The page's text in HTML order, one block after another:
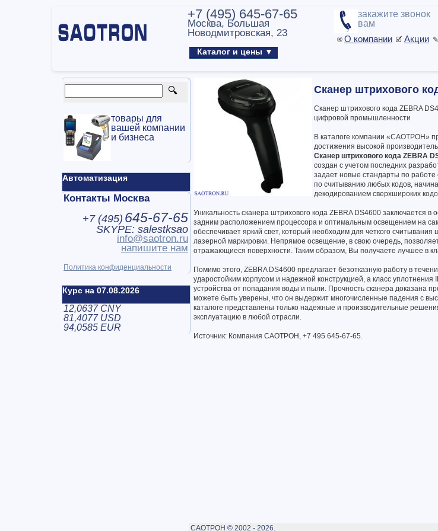
+7 (495) 645-67-65
Москва, Большая
Новодмитровская, 23
Каталог и цены ▼
закажите звонок
вам
® О компании 🗹 Акции ✎
товары для
вашей компании
и бизнеса
Автоматизация
Контакты Москва
+7 (495) 645-67-65
SKYPE: salestksao
info@saotron.ru
напишите нам
Политика конфиденциальности
Курс на 07.08.2026
12,0637 CNY
81,4077 USD
94,0585 EUR
Сканер штрихового
Сканер штрихового кода ZEBRA
цифровой промышленности
В каталоге компании «САОТРОН»
достижения высокой
Сканер штрихового кода ZEBRA
создан с учетом последних
задает новые стандарты по
по считыванию любых кодов,
декодированием сверхшироких
Уникальность сканера штрихового кода ZEBRA DS4600 заключается в
задним расположением процессора и оптимальным освещением на
обеспечивает яркий свет, который необходим для четкого считывания
лазерной маркировки. Непрямое освещение, в свою очередь,
отражающиеся поверхности. Таким образом, Вы получаете лучшее в
Помимо этого, ZEBRA DS4600 предлагает безотказную работу в
ударостойким корпусом и надежной конструкцией, а класс
устройства от попадания воды и пыли. Прочность сканера доказана
можете быть уверены, что он выдержит многочисленные падения с
каталоге представлены только надежные и производительные
эксплуатацию в любой отрасли.
Источник: Компания САОТРОН, +7 495 645-67-65.
САОТРОН © 2002 - 2026.